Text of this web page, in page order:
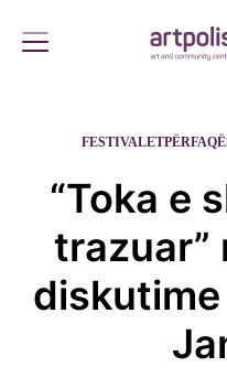
FESTIVALET
“Toka e
trazuar”
diskutime